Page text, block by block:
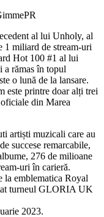
al lui Unholy, al
1 miliard de stream-uri
Hot 100 #1 al lui
rămas în topul
o lună de la lansare.
este printre doar alți trei
din Marea
artiști muzicali care au
succese remarcabile,
276 de milioane
uri în carieră.
la emblematica Royal
turneul GLORIA UK
2023.